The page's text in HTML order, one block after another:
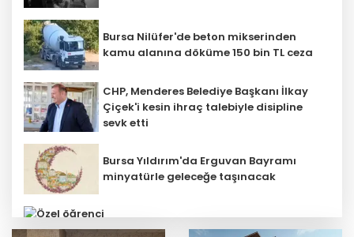
Bursa Nilüfer'de beton mikserinden
kamu alanına döküme 150 bin TL ceza
CHP, Menderes Belediye Başkanı İlkay
Çiçek'i kesin ihraç talebiyle disipline
sevk etti
Bursa Yıldırım'da Erguvan Bayramı
minyatürle geleceğe taşınacak